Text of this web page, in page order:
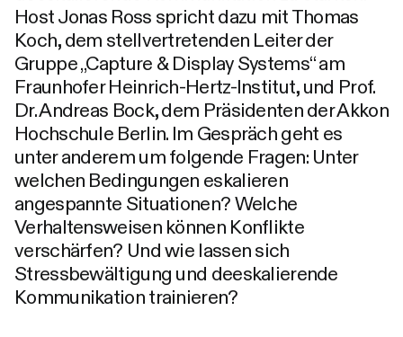
Host Jonas Ross spricht dazu mit Thomas
Koch, dem stellvertretenden Leiter der
Gruppe „Capture & Display Systems“ am
Fraunhofer Heinrich-Hertz-Institut, und Prof.
Dr. Andreas Bock, dem Präsidenten der Akkon
Hochschule Berlin. Im Gespräch geht es
unter anderem um folgende Fragen: Unter
welchen Bedingungen eskalieren
angespannte Situationen? Welche
Verhaltensweisen können Konflikte
verschärfen? Und wie lassen sich
Stressbewältigung und deeskalierende
Kommunikation trainieren?